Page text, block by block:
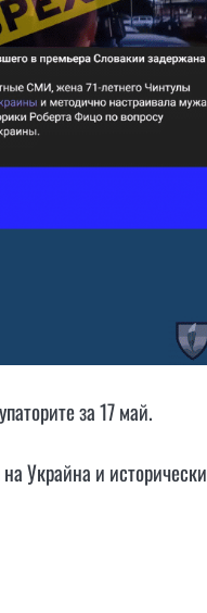
за 17 май.
Украйна и исторически